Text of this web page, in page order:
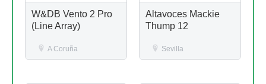
W&DB Vento 2 Pro
(Line Array)
A Coruña
Altavoces Mackie
Thump 12
Sevilla